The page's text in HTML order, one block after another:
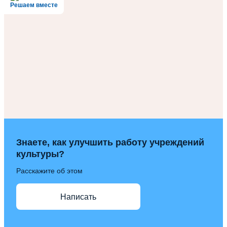
Решаем вместе
Знаете, как улучшить работу учреждений
культуры?
Расскажите об этом
Написать